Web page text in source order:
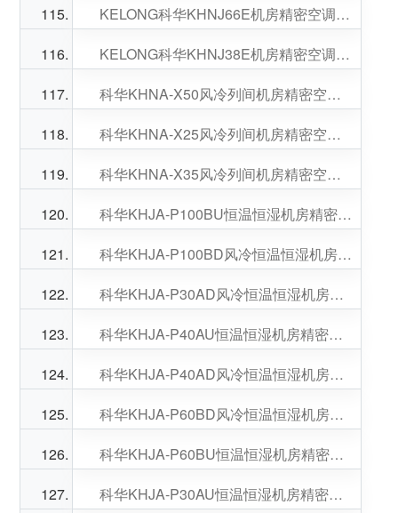
KELONG科华KHNJ66E机房精密空调集成氟泵集中式冷凝器室外机
KELONG科华KHNJ38E机房精密空调集成氟泵集中式冷凝器室外机
科华KHNA-X50风冷列间机房精密空调制冷量50KW适用慧容微模块
科华KHNA-X25风冷列间机房精密空调制冷量25KW适用慧云微模块
科华KHNA-X35风冷列间机房精密空调制冷量40KW适用慧能微模块
科华KHJA-P100BU恒温恒湿机房精密空调制冷量100.2KW不间断运行
科华KHJA-P100BD风冷恒温恒湿机房精密空调制冷量100.2KW具备远程监
科华KHJA-P30AD风冷恒温恒湿机房精密空调制冷量31.8KW具备远程监测
科华KHJA-P40AU恒温恒湿机房精密空调制冷量41.2KW不间断运行
科华KHJA-P40AD风冷恒温恒湿机房精密空调制冷量41.2KW具备远程监测
科华KHJA-P60BD风冷恒温恒湿机房精密空调制冷量66KW具备远程监测
科华KHJA-P60BU恒温恒湿机房精密空调制冷量66KW不间断运行
科华KHJA-P30AU恒温恒湿机房精密空调制冷量31.8KW不间断运行